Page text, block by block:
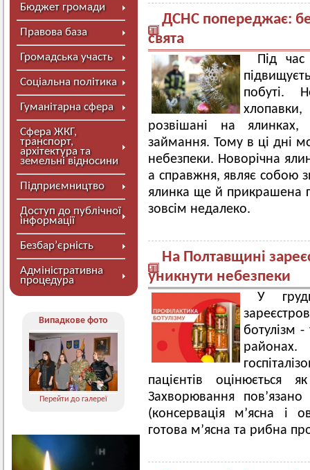
Бюджет громади
Правова база
Громадська участь
Соціальна політика
Гуманітарна сфера
Сфера ЖКГ,
транспорт,
архітектура та
земельні відносини
Підприємництво
Доступ до публічної
інформації
Безбар’єрність
Адміністративна
процедура
Випадкове фото
Перейти до галереї
ДСНС попереджає:
свята
Під
побуті.
хлопавки,
розвішані на
займання. Тому в ці дні
небезпеки. Новорічна
а справжня, являє собою
ялинка ще й прикрашена
зовсім недалеко.
На Полтавщині
уникнути небезпеки
У
ботулізм
районах.
пацієнтів оцінюється
Захворювання
(консервація м’ясна і
готова м’ясна та рибна